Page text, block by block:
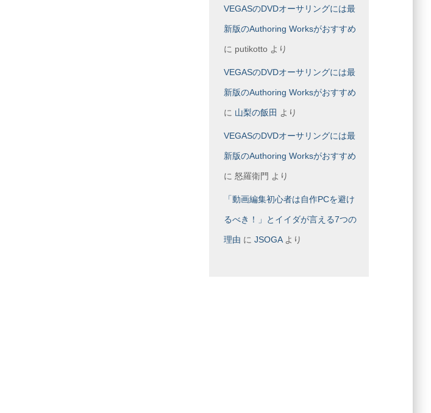
VEGASのDVDオーサリングには最
新版のAuthoring Worksがおすすめ
に putikottoより
VEGASのDVDオーサリングには最
新版のAuthoring Worksがおすすめ
に 山梨の飯田 より
VEGASのDVDオーサリングには最
新版のAuthoring Worksがおすすめ
に 怒羅衛門 より
「動画編集初心者は自作PCを避け
るべき！」とイイダが言える7つの
理由 に JSOGAより